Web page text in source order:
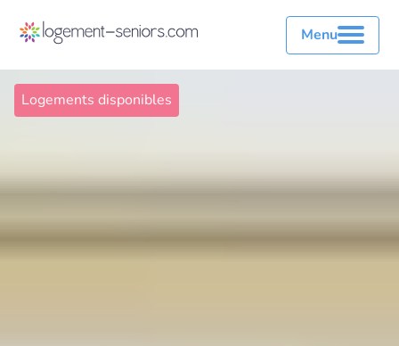
Menu
Logements disponibles